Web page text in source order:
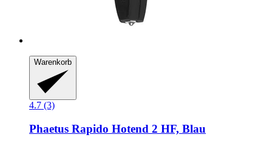
Warenkorb
4.7 (3)
Phaetus Rapido Hotend 2 HF, Blau